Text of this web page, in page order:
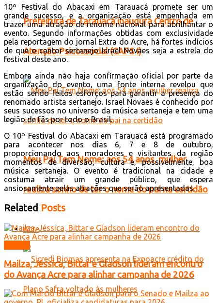
Prefeitura de Tarauacá inaugura Centro de
Atenção Psicossocial (CAPS I)
Meu Pai Tem Nome: aos 54 anos, mulher
realiza sonho de ter o nome do pai na certidão
Acre
10º Festival do Abacaxi em Tarauacá promete ser um
grande sucesso, e a organização está empenhada em
trazer uma atração de renome nacional para abrilhantar o
evento. Segundo informações obtidas com exclusividade
pela reportagem do jornal Extra do Acre, há fortes indícios
de que o cantor sertanejo Israel Novaes seja a estrela do
festival deste ano.
Embora ainda não haja confirmação oficial por parte da
organização do evento, uma fonte interna revelou que
estão sendo feitos esforços para garantir a presença do
renomado artista sertanejo. Israel Novaes é conhecido por
seus sucessos no universo da música sertaneja e tem uma
legião de fãs por todo o Brasil.
O 10º Festival do Abacaxi em Tarauacá está programado
para acontecer nos dias 6, 7 e 8 de outubro,
proporcionando aos moradores e visitantes da região
momentos de diversão, cultura e, possivelmente, boa
música sertaneja. O evento é tradicional na cidade e
costuma atrair um grande público, que espera
ansiosamente pelas atrações que serão apresentadas.
Related Posts
Mailza, Jéssica, Bittar e Gladson lideram encontro
do Avança Acre para alinhar campanha de 2026